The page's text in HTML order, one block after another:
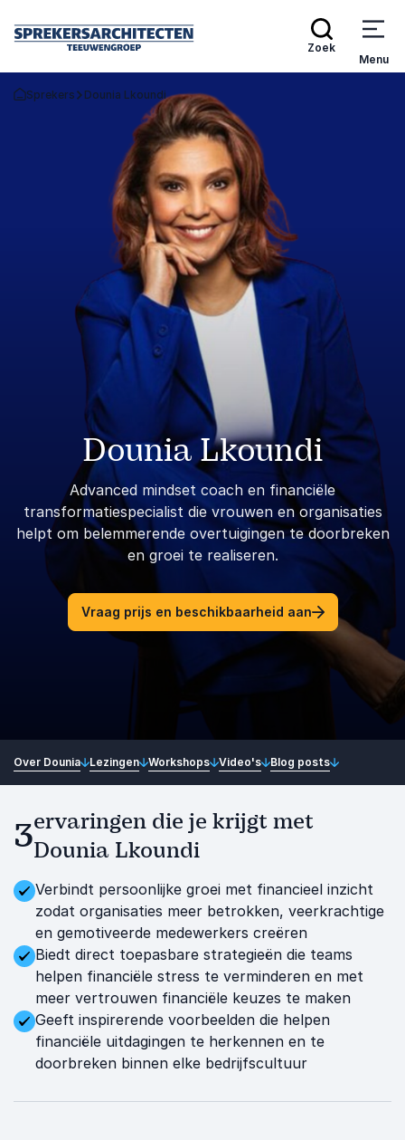
Zoek
Menu
Terug naar de startpagina
Sprekers Dounia Lkoundi
Dounia Lkoundi
Advanced mindset coach en financiële
transformatiespecialist die vrouwen en organisaties
helpt om belemmerende overtuigingen te doorbreken
en groei te realiseren.
Vraag prijs en beschikbaarheid aan
Over Dounia Lezingen Workshops Video's Blog posts
3ervaringen die je krijgt met
Dounia Lkoundi
Verbindt persoonlijke groei met financieel inzicht
zodat organisaties meer betrokken, veerkrachtige
en gemotiveerde medewerkers creëren
Biedt direct toepasbare strategieën die teams
helpen financiële stress te verminderen en met
meer vertrouwen financiële keuzes te maken
Geeft inspirerende voorbeelden die helpen
financiële uitdagingen te herkennen en te
doorbreken binnen elke bedrijfscultuur